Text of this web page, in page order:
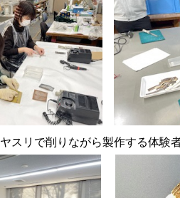
ヤスリで削りながら製作する体験